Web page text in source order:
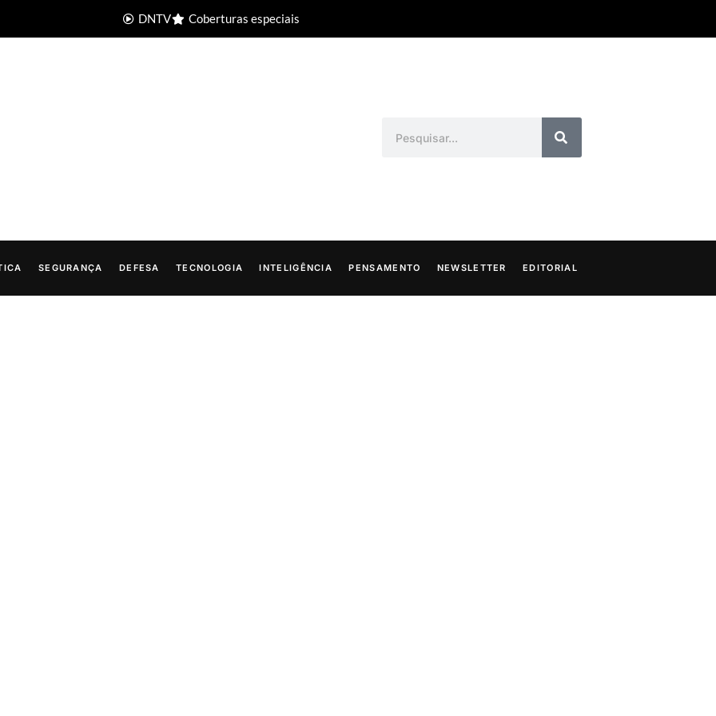
DNTV Coberturas especiais
SEGURANÇA DEFESA TECNOLOGIA INTELIGÊNCIA PENSAMENTO NEWSLETTER EDITORIAL